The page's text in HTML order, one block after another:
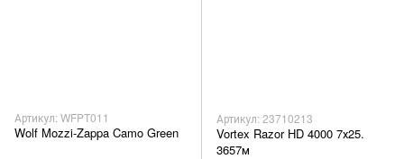
Артикул: WFPT011
Wolf Mozzi-Zappa Camo Green
Артикул: 23710213
Vortex Razor HD 4000 7х25.
3657м